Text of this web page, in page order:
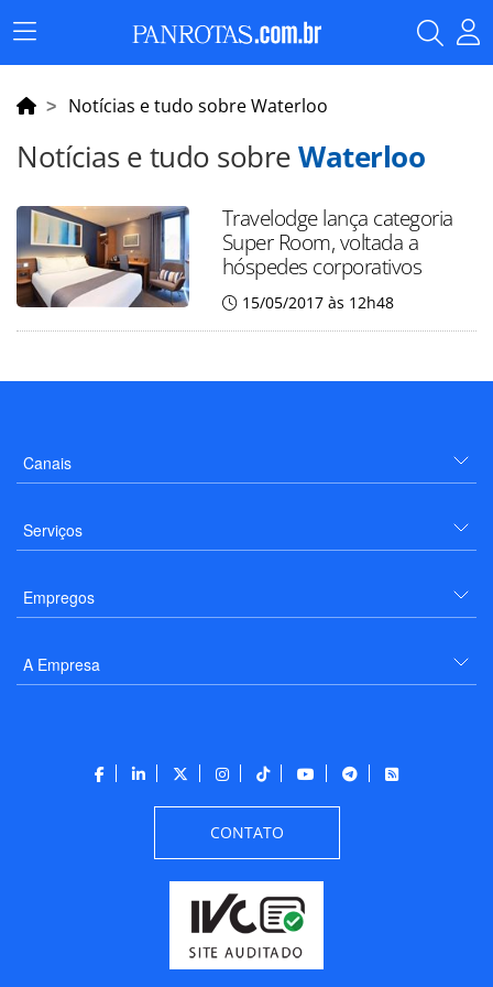
Menu
Principal
Notícias e tudo sobre Waterloo
Notícias e tudo sobreWaterloo
Travelodge lança categoria
Super Room, voltada a
hóspedes corporativos
15/05/2017 às 12h48
Canais
Serviços
Empregos
A Empresa
CONTATO